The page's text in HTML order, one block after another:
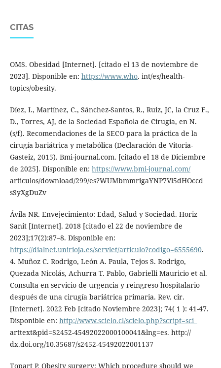
CITAS
OMS. Obesidad [Internet]. [citado el 13 de noviembre de
2023]. Disponible en: https://www.who. int/es/health-
topics/obesity.
Díez, I., Martínez, C., Sánchez-Santos, R., Ruiz, JC, la Cruz F.,
D., Torres, AJ, de la Sociedad Española de Cirugía, en N.
(s/f). Recomendaciones de la SECO para la práctica de la
cirugía bariátrica y metabólica (Declaración de Vitoria-
Gasteiz, 2015). Bmi-journal.com. [citado el 18 de Diciembre
de 2025]. Disponible en: https://www.bmi-journal.com/
articulos/download/299/es?WUMbmmrigaYNP7Vl5dHOccd
sSyXgDuZv
Ávila NR. Envejecimiento: Edad, Salud y Sociedad. Horiz
Sanit [Internet]. 2018 [citado el 22 de noviembre de
2023];17(2):87–8. Disponible en:
https://dialnet.unirioja.es/servlet/articulo?codigo=6555690.
4. Muñoz C. Rodrigo, León A. Paula, Tejos S. Rodrigo,
Quezada Nicolás, Achurra T. Pablo, Gabrielli Mauricio et al.
Consulta en servicio de urgencia y reingreso hospitalario
después de una cirugía bariátrica primaria. Rev. cir.
[Internet]. 2022 Feb [citado Noviembre 2023]; 74( 1 ): 41-47.
Disponible en: http://www.scielo.cl/scielo.php?script=sci_
arttext&pid=S2452-45492022000100041&lng=es. http://
dx.doi.org/10.35687/s2452-45492022001137
Topart P. Obesity surgery: Which procedure should we